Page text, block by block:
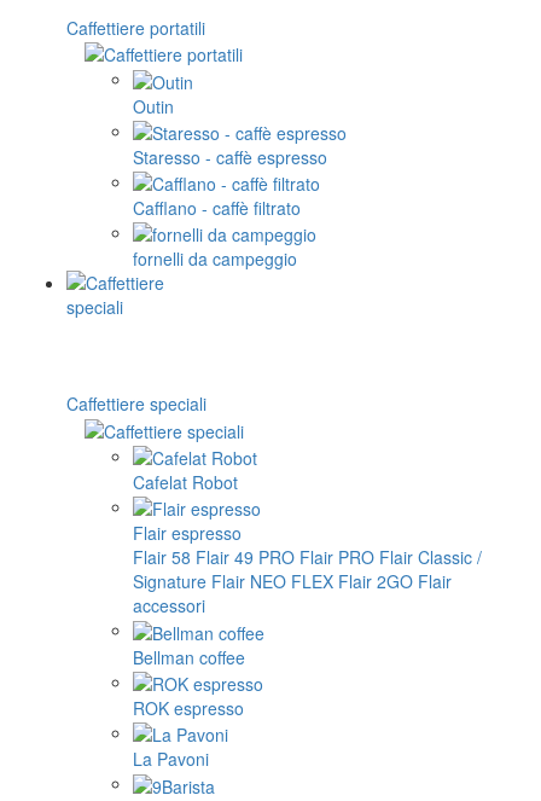
Caffettiere portatili
Outin
Staresso - caffè espresso
Cafflano - caffè filtrato
fornelli da campeggio
Caffettiere speciali
Cafelat Robot
Flair espresso
Flair 58 Flair 49 PRO Flair PRO Flair Classic /
Signature Flair NEO FLEX Flair 2GO Flair
accessori
Bellman coffee
ROK espresso
La Pavoni